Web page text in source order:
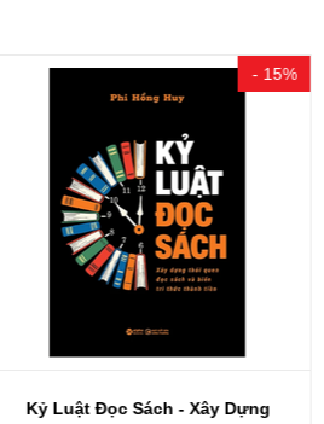
- 15%
Kỷ Luật Đọc Sách - Xây Dựng